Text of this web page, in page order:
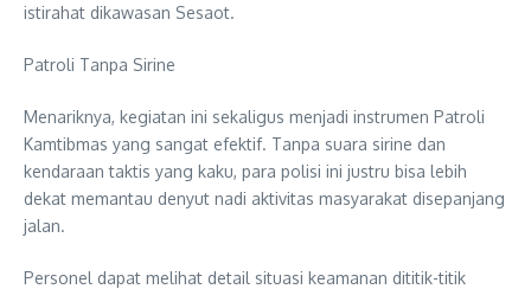
istirahat dikawasan Sesaot.
Patroli Tanpa Sirine
Menariknya, kegiatan ini sekaligus menjadi instrumen Patroli
Kamtibmas yang sangat efektif. Tanpa suara sirine dan
kendaraan taktis yang kaku, para polisi ini justru bisa lebih
dekat memantau denyut nadi aktivitas masyarakat disepanjang
jalan.
Personel dapat melihat detail situasi keamanan dititik-titik